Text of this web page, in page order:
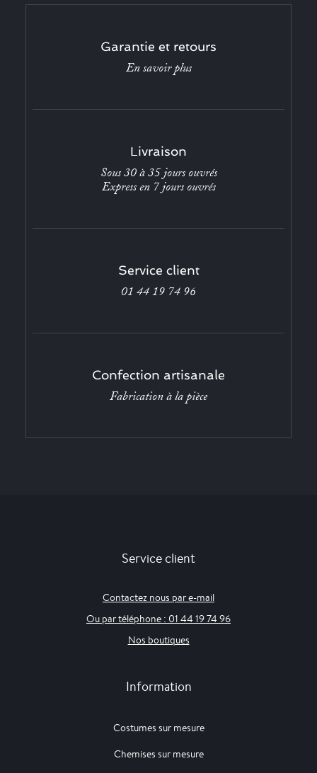
Garantie et retours
En savoir plus
Livraison
Sous 30 à 35 jours ouvrés
Express en 7 jours ouvrés
Service client
01 44 19 74 96
Confection artisanale
Fabrication à la pièce
Service client
Contactez nous par e-mail
Ou par téléphone : 01 44 19 74 96
Nos boutiques
Information
Costumes sur mesure
Chemises sur mesure